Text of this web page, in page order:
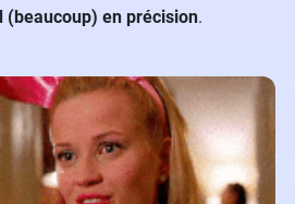
(beaucoup) en précision.